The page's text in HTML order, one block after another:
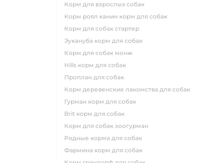
корм для взрослых собак
корм роял канин корм для собак
корм для собак стартер
эукануба корм для собак
корм для собак монж
hills корм для собак
проплан для собак
корм деревенские лакомства для собак
гурман корм для собак
brit корм для собак
корм для собак зоогурман
родные корма для собак
фармина корм для собак